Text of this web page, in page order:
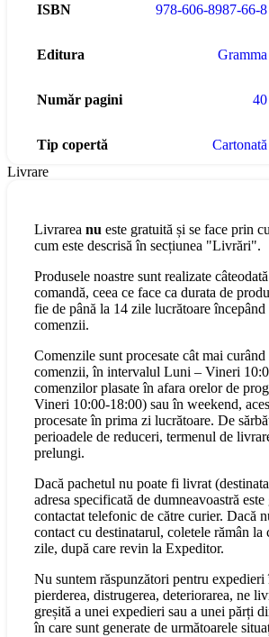
ISBN 978-606-8987-66-8
Editura Gramma
Număr pagini 40
Tip copertă
Cartonată
Livrare
Livrarea nu este gratuită și se face prin
cum este descrisă în secțiunea "Livrări".
Produsele noastre sunt realizate
comandă, ceea ce face ca durata de
fie de până la 14 zile lucrătoare
comenzii.
Comenzile sunt procesate cât mai curând
comenzii, în intervalul Luni – Vineri
comenzilor plasate în afara orelor de
Vineri 10:00-18:00) sau în weekend,
procesate în prima zi lucrătoare. De
perioadele de reduceri, termenul de
prelungi.
Dacă pachetul nu poate fi livrat
adresa specificată de dumneavoastră
contactat telefonic de către curier. Dacă
contact cu destinatarul, coletele rămân
zile, după care revin la Expeditor.
Nu suntem răspunzători pentru expedieri
pierderea, distrugerea, deteriorarea, ne
greșită a unei expedieri sau a unei părți
în care sunt generate de următoarele